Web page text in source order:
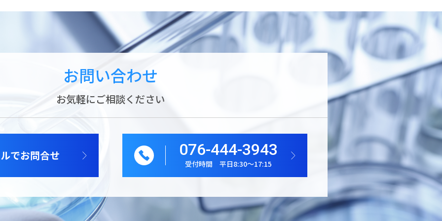
お問い合わせ
お気軽にご相談ください
でお問合せ 076-444-3943
受付時間 平日8:30～17:15